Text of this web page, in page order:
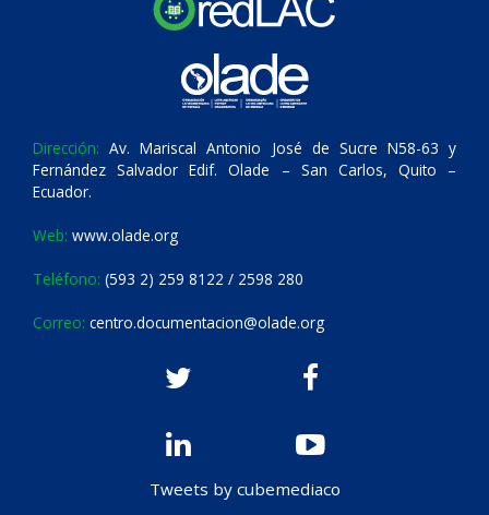
Dirección: Av. Mariscal Antonio José de Sucre N58-63 y
Fernández Salvador Edif. Olade – San Carlos, Quito –
Ecuador.
Web: www.olade.org
Teléfono: (593 2) 259 8122 / 2598 280
Correo: centro.documentacion@olade.org
Tweets by cubemediaco